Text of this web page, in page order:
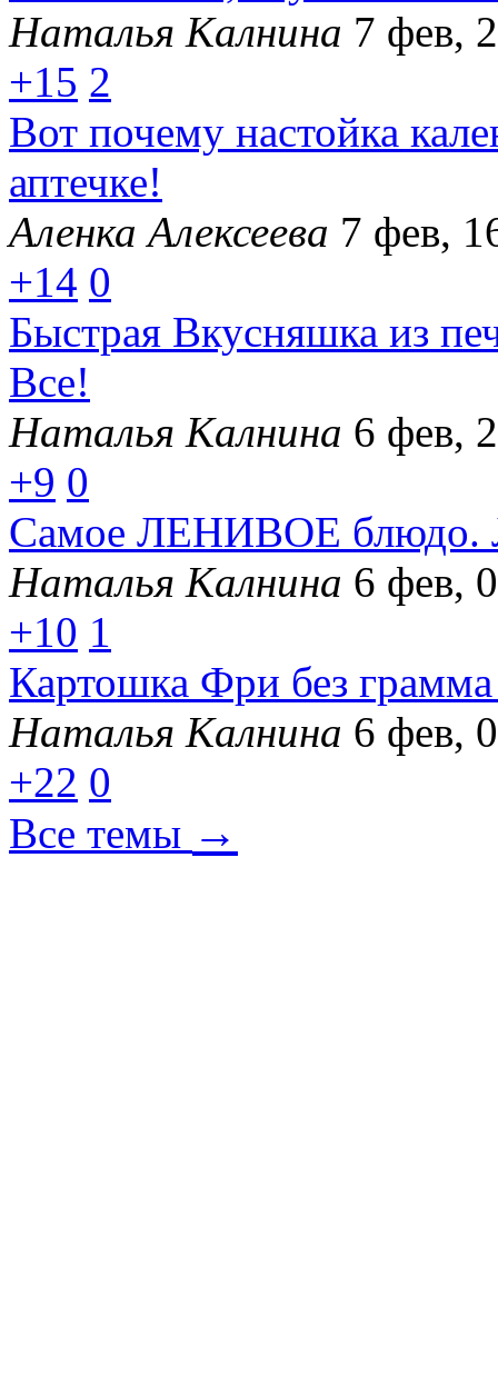
Наталья Калнина 7 фев,
+15 2
Вот почему настойка
аптечке!
Аленка Алексеева 7 фев,
+14 0
Быстрая Вкусняшка из
Все!
Наталья Калнина 6 фев,
+9 0
Самое ЛЕНИВОЕ блюдо.
Наталья Калнина 6 фев,
+10 1
Картошка Фри без
Наталья Калнина 6 фев,
+22 0
Все темы →